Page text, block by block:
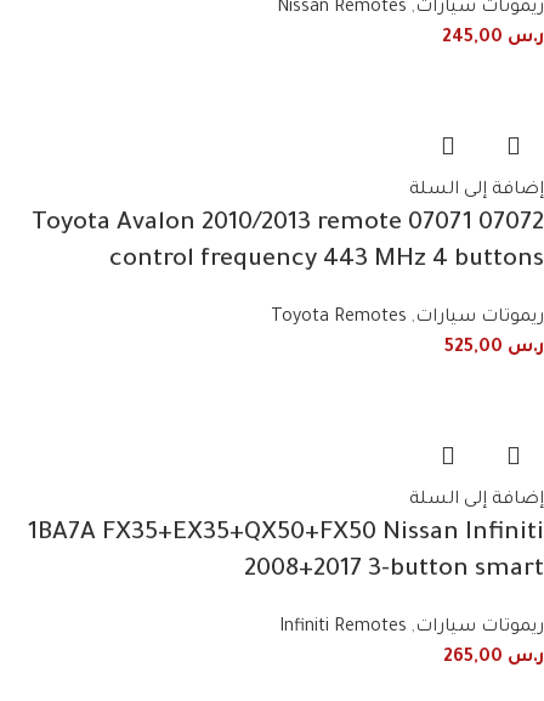
ريموتات سيارات,
Nissan Remotes
ر.س
إضافة إلى السلة
07072 07071 Toyota Avalon 2010/2013 remote
control frequency 443 MHz 4 buttons
ريموتات سيارات,
Toyota Remotes
ر.س
إضافة إلى السلة
1BA7A FX35+EX35+QX50+FX50 Nissan Infiniti
2008+2017 3-button smart
ريموتات سيارات,
Infiniti Remotes
ر.س